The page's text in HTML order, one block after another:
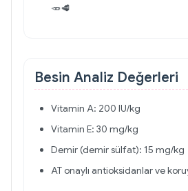
🥕🥩
Besin Analiz Değerleri
Vitamin A: 200 IU/kg
Vitamin E: 30 mg/kg
Demir (demir sülfat): 15 mg/kg
AT onaylı antioksidanlar ve